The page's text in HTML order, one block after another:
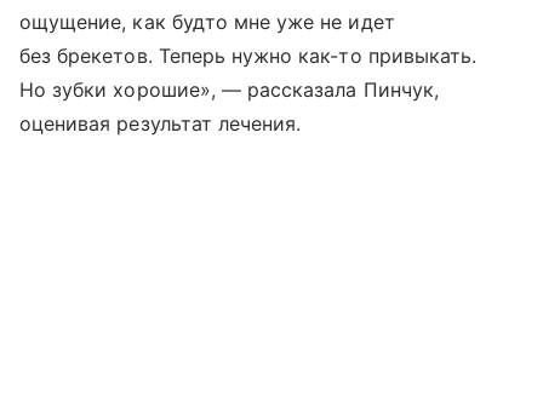
ощущение, как будто мне уже не идет
без брекетов. Теперь нужно как-то привыкать.
Но зубки хорошие», — рассказала Пинчук,
оценивая результат лечения.